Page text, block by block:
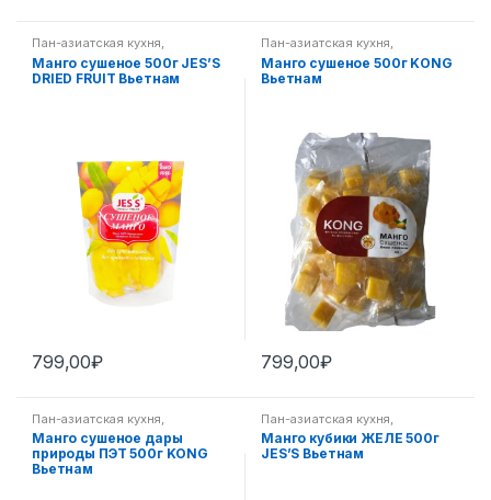
Пан-азиатская кухня,
Экзотические фрукты
Манго сушеное 500г JES’S
DRIED FRUIT Вьетнам
799,00₽
Пан-азиатская кухня,
Экзотические фрукты
Манго сушеное 500г KONG
Вьетнам
799,00₽
Пан-азиатская кухня
Экзотические фрукты
Манго сушеное дары
природы ПЭТ 500г KONG
Вьетнам
Пан-азиатская кухня
Экзотические фрукты
Манго кубики ЖЕЛЕ 500г
JES’S Вьетнам